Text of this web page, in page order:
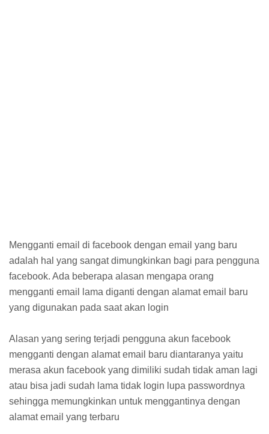
Mengganti email di facebook dengan email yang baru
adalah hal yang sangat dimungkinkan bagi para pengguna
facebook. Ada beberapa alasan mengapa orang
mengganti email lama diganti dengan alamat email baru
yang digunakan pada saat akan login
Alasan yang sering terjadi pengguna akun facebook
mengganti dengan alamat email baru diantaranya yaitu
merasa akun facebook yang dimiliki sudah tidak aman lagi
atau bisa jadi sudah lama tidak login lupa passwordnya
sehingga memungkinkan untuk menggantinya dengan
alamat email yang terbaru